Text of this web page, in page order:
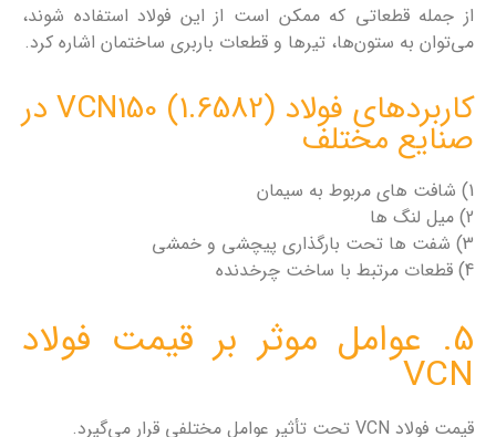
از جمله قطعاتی که ممکن است از این فولاد استفاده شوند،
می‌توان به ستون‌ها، تیرها و قطعات باربری ساختمان اشاره کرد.
کاربردهای فولاد VCN150 (1.6582) در
صنایع مختلف
1) شافت های مربوط به سیمان
2) میل لنگ ها
3) شفت ها تحت بارگذاری پیچشی و خمشی
4) قطعات مرتبط با ساخت چرخدنده
5. عوامل موثر بر قیمت فولاد
VCN
قیمت فولاد VCN تحت تأثیر عوامل مختلفی قرار می‌گیرد.